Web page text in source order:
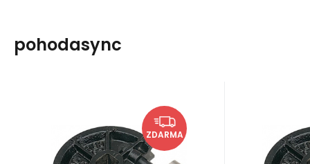
pohodasync
ZDARMA
Segment ohýbací
UNI D 38 mm R 114
000245
7 405Kč
Skladem u dodavatele
Segment ohýbací UNI D 38
mm R 114
UNI
mm R 126